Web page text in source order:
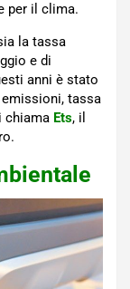
per il clima.
la tassa
e di
anni è stato
tassa
chiama Ets, il